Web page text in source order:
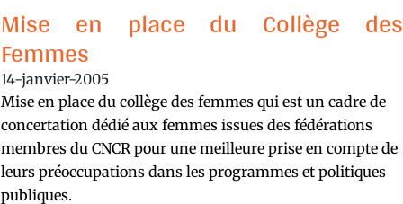
Mise en place du Collège des
Femmes
14-janvier-2005
Mise en place du collège des femmes qui est un cadre de
concertation dédié aux femmes issues des fédérations
membres du CNCR pour une meilleure prise en compte de
leurs préoccupations dans les programmes et politiques
publiques.